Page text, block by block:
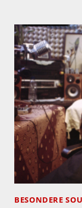
BESONDERE